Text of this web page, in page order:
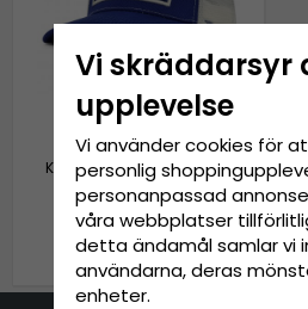
Keps - Gårda Trucker The
Colour (blå/vit)
279 kr349 kr
Vi skräddarsyr
upplevelse
Vi använder cookies för
personlig
personanpassad
våra webbplatser
detta ändamål samlar vi
användarna, deras
enheter.